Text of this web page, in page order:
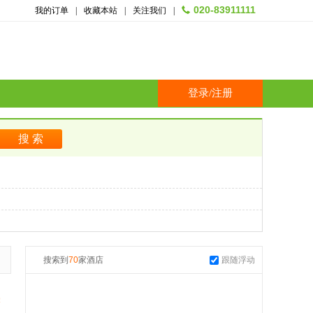
我的订单 收藏本站 关注我们 020-83911111
登录/注册
搜索到 70家酒店 跟随浮动